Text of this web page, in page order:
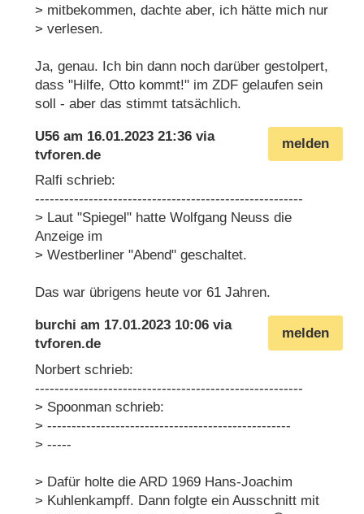
> mitbekommen, dachte aber, ich hätte mich nur
> verlesen.
Ja, genau. Ich bin dann noch darüber gestolpert,
dass "Hilfe, Otto kommt!" im ZDF gelaufen sein
soll - aber das stimmt tatsächlich.
melden
U56 am 16.01.2023 21:36 via
tvforen.de
Ralfi schrieb:
-------------------------------------------------------
> Laut "Spiegel" hatte Wolfgang Neuss die
Anzeige im
> Westberliner "Abend" geschaltet.
Das war übrigens heute vor 61 Jahren.
melden
burchi am 17.01.2023 10:06 via
tvforen.de
Norbert schrieb:
-------------------------------------------------------
> Spoonman schrieb:
> --------------------------------------------------
> -----
> Dafür holte die ARD 1969 Hans-Joachim
> Kuhlenkampff. Dann folgte ein Ausschnitt mit